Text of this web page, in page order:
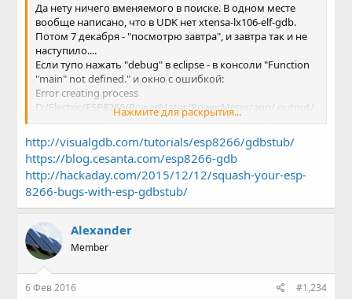
Да нету ничего вменяемого в поиске. В одном месте
вообще написано, что в UDK нет xtensa-lx106-elf-gdb.
Потом 7 декабря - "посмотрю завтра", и завтра так и не
наступило....
Если тупо нажать "debug" в eclipse - в консоли "Function
"main" not defined." и окно с ошибкой:
Error creating process
D:/Electric/ESP8266/PowerMeter/PowerMeter/app/.output/
eagle/image/eagle.app.v6.out, (error 193).
Нажмите для раскрытия...
http://visualgdb.com/tutorials/esp8266/gdbstub/
https://blog.cesanta.com/esp8266-gdb
http://hackaday.com/2015/12/12/squash-your-esp-
8266-bugs-with-esp-gdbstub/
Alexander
Member
6 Фев 2016 #1,234